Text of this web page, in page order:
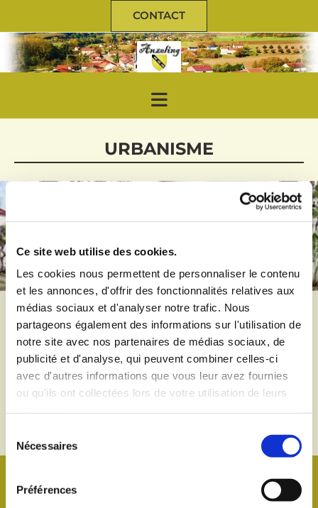
Ce site web utilise des cookies.
Les cookies nous permettent de personnaliser le contenu
et les annonces, d'offrir des fonctionnalités relatives aux
médias sociaux et d'analyser notre trafic. Nous
partageons également des informations sur l'utilisation de
notre site avec nos partenaires de médias sociaux, de
publicité et d'analyse, qui peuvent combiner celles-ci
avec d'autres informations que vous leur avez fournies
ou qu'ils ont collectées lors de votre utilisation de leurs
Nécessaires
Préférences
CONTACT
URBANISME
PLUI : Plan Local d'Urbanisme
Intercommunal
 Le cadastre
 Construction et formulaires
d'urbanisme
Programme d'amélioration de l'habitat